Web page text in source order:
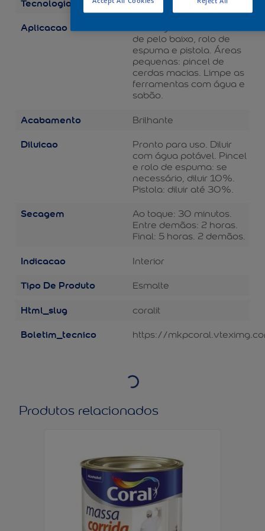
Balance
Aplicacao
de pelo baixo, rolo de
espuma e pistola. Áreas
pequenas: pincel de
cerdas macias. Limpe as
ferramentas com água e
sabão.
Acabamento Brilhante
Diluicao
Pronto para uso. Diluir
com água potável. Pincel
e rolo de espuma: se
necessário, diluir 10%.
Pistola: diluir até 30%.
Secagem
Ao toque: 30 minutos.
Entre demãos: 2 horas.
Final: 5 horas. 2 demãos.
Indicacao Interior
Tipo De Produto Esmalte
Html_slug coralit
Boletim_tecnico https://
Produtos relacionados